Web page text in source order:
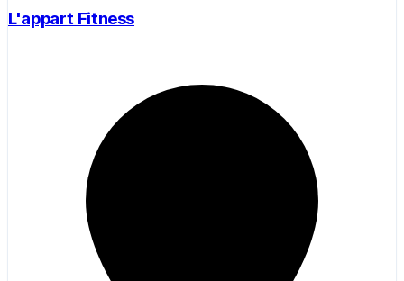
L'appart Fitness